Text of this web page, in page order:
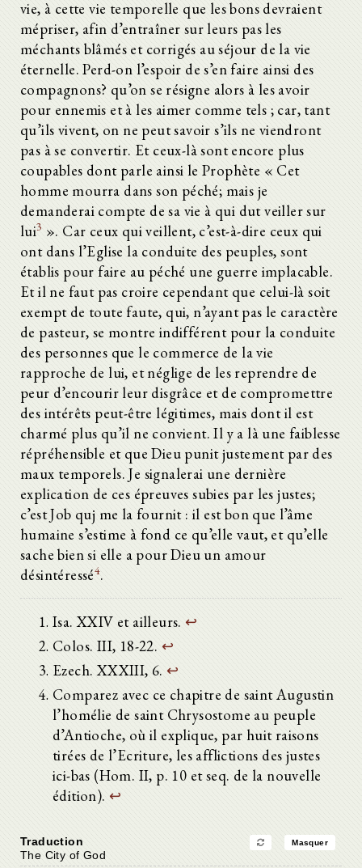
vie, à cette vie temporelle que les bons devraient
mépriser, afin d’entraîner sur leurs pas les
méchants blâmés et corrigés au séjour de la vie
éternelle. Perd-on l’espoir de s’en faire ainsi des
compagnons? qu’on se résigne alors à les avoir
pour ennemis et à les aimer comme tels ; car, tant
qu’ils vivent, on ne peut savoir s’ils ne viendront
pas à se convertir. Et ceux-là sont encore plus
coupables dont parle ainsi le Prophète « Cet
homme mourra dans son péché; mais je
demanderai compte de sa vie à qui dut veiller sur
lui3 ». Car ceux qui veillent, c’est-à-dire ceux qui
ont dans l’Eglise la conduite des peuples, sont
établis pour faire au péché une guerre implacable.
Et il ne faut pas croire cependant que celui-là soit
exempt de toute faute, qui, n’ayant pas le caractère
de pasteur, se montre indifférent pour la conduite
des personnes que le commerce de la vie
rapproche de lui, et néglige de les reprendre de
peur d’encourir leur disgrâce et de compromettre
des intérêts peut-être légitimes, mais dont il est
charmé plus qu’il ne convient. Il y a là une faiblesse
répréhensible et que Dieu punit justement par des
maux temporels. Je signalerai une dernière
explication de ces épreuves subies par les justes;
c’est Job quj me la fournit : il est bon que l’âme
humaine s’estime à fond ce qu’elle vaut, et qu’elle
sache bien si elle a pour Dieu un amour
désintéressé4.
Isa. XXIV et ailleurs. ↩
Colos. III, 18-22. ↩
Ezech. XXXIII, 6. ↩
Comparez avec ce chapitre de saint Augustin
l’homélie de saint Chrysostome au peuple
d’Antioche, où il explique, par huit raisons
tirées de l’Ecriture, les afflictions des justes
ici-bas (Hom. II, p. 10 et seq. de la nouvelle
édition). ↩
Traduction Masquer
The City of God